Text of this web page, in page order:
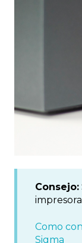
Consejo:
Como
Sigma